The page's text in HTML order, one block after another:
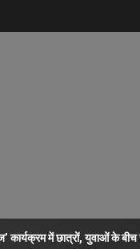
कार्यक्रम में छात्रों, युवाओं के बीच